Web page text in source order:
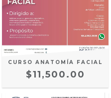
CURSO ANATOMÍA FACIAL
$11,500.00